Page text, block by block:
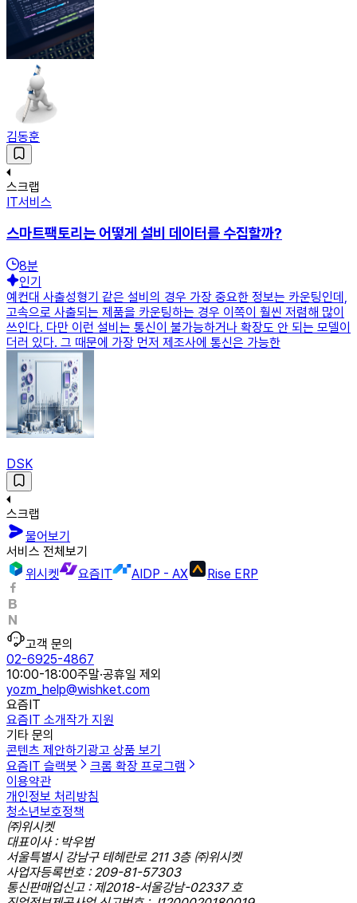
김동훈
스크랩
IT서비스
스마트팩토리는 어떻게 설비 데이터를 수집할까?
8분
인기
예컨대 사출성형기 같은 설비의 경우 가장 중요한 정보는 카운팅인데,
고속으로 사출되는 제품을 카운팅하는 경우 이쪽이 훨씬 저렴해 많이
쓰인다. 다만 이런 설비는 통신이 불가능하거나 확장도 안 되는 모델이
더러 있다. 그 때문에 가장 먼저 제조사에 통신은 가능한
DSK
스크랩
물어보기
서비스 전체보기
위시켓
요즘IT AIDP - AX Rise ERP
고객 문의
02-6925-4867
10:00-18:00주말·공휴일 제외
yozm_help@wishket.com
요즘IT
요즘IT 소개작가 지원
기타 문의
콘텐츠 제안하기 광고 상품 보기
요즘IT 슬랙봇
크롬 확장 프로그램
이용약관
개인정보 처리방침
청소년보호정책
㈜위시켓
대표이사 : 박우범
서울특별시 강남구 테헤란로 211 3층 ㈜위시켓
사업자등록번호 : 209-81-57303
통신판매업신고 : 제2018-서울강남-02337 호